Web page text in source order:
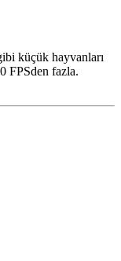
küçük hayvanları
FPSden fazla.